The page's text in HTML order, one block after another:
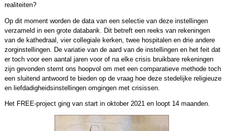
realiteiten?
Op dit moment worden de data van een selectie van deze instellingen
verzameld in een grote databank. Dit betreft een reeks van rekeningen
van de kathedraal, vier collegiale kerken, twee hospitalen en drie andere
zorginstellingen. De variatie van de aard van de instellingen en het feit dat
er toch voor een aantal jaren voor of na elke crisis bruikbare rekeningen
zijn gevonden stemt ons hoopvol om met een comparatieve methode toch
een sluitend antwoord te bieden op de vraag hoe deze stedelijke religieuze
en liefdadigheidsinstellingen omgingen met crisissen.
Het FREE-project ging van start in oktober 2021 en loopt 14 maanden.